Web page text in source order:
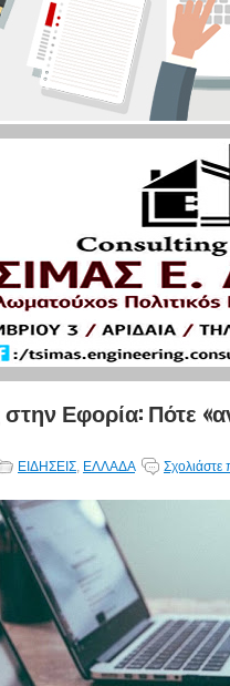
Εφορία: Πότε
ΕΙΔΗΣΕΙΣ, ΕΛΛΑΔΑ Σχολιάστε